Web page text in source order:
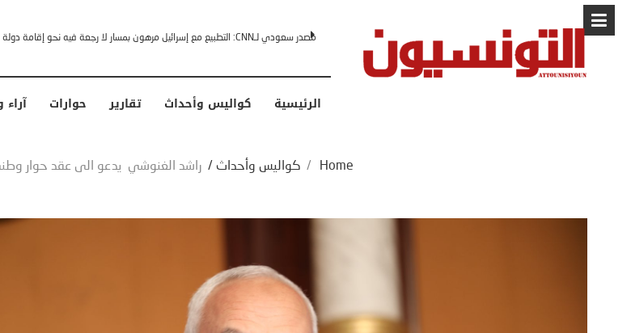
البابا: “لا أخشى ترامب” .. ردا على انتقادات وجهها له الرئيس الأمريكي
الرئيسية كواليس وأحداث تقارير حوارات آراء
Home
/ كواليس وأحداث / راشد الغنوشي يدعو الى عقد حوار